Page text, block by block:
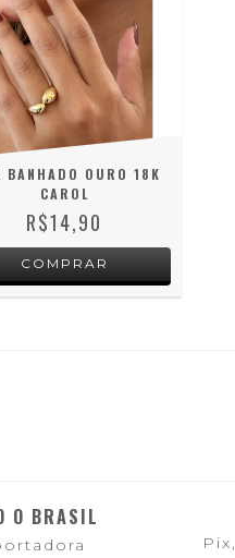
BANHADO OURO 18K
CAROL
R$14,90
COMPRAR
O BRASIL